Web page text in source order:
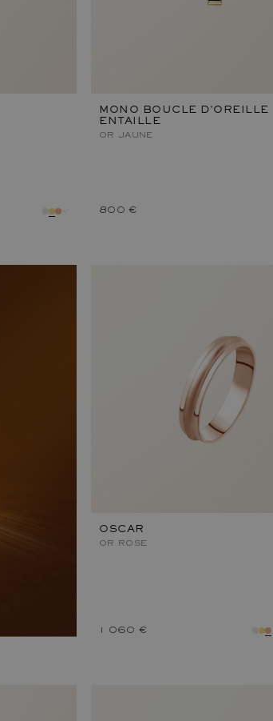
MONO BOUCLE D'OREILLE
ENTAILLE
OR JAUNE
800 €
OSCAR
OR ROSE
1 060 €